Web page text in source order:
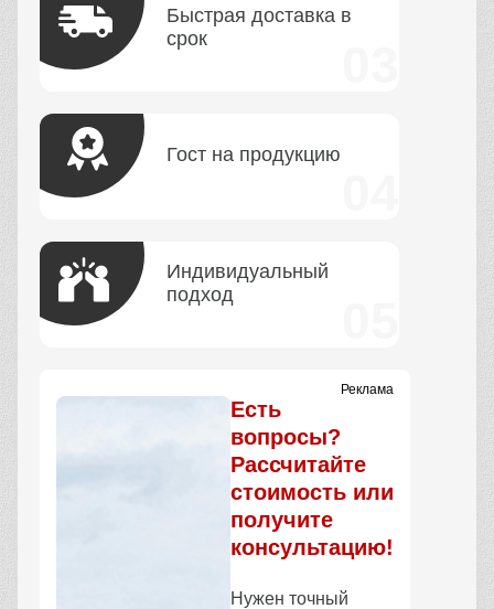
Быстрая доставка в
срок
Гост на продукцию
Индивидуальный
подход
Реклама
Есть
вопросы?
Рассчитайте
стоимость или
получите
консультацию!
Нужен точный